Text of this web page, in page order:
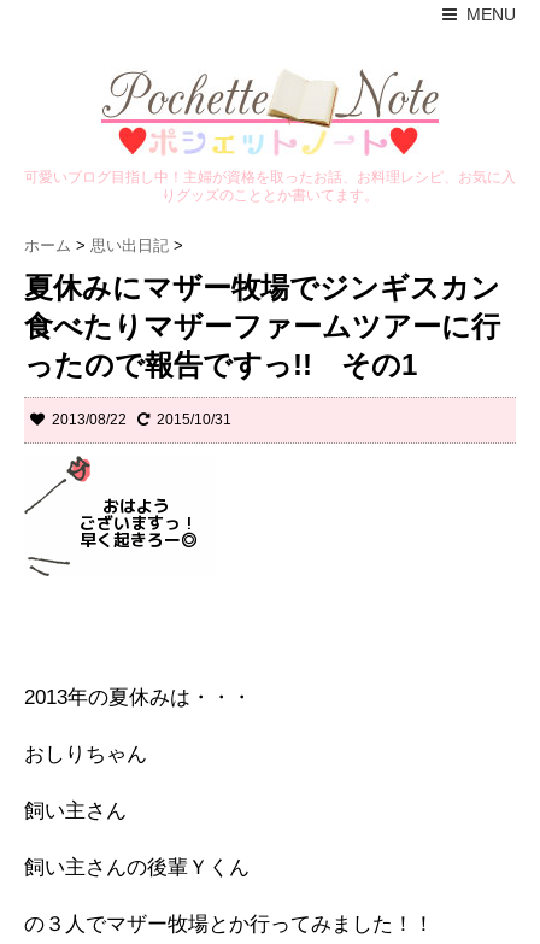
MENU
可愛いブログ目指し中！主婦が資格を取ったお話、お料理レシピ、お気に入
りグッズのこととか書いてます。
ホーム > 思い出日記 >
夏休みにマザー牧場でジンギスカン
食べたりマザーファームツアーに行
ったので報告ですっ!! その1
2013/08/22 2015/10/31
2013年の夏休みは・・・
おしりちゃん
飼い主さん
飼い主さんの後輩Ｙくん
の３人でマザー牧場とか行ってみました！！